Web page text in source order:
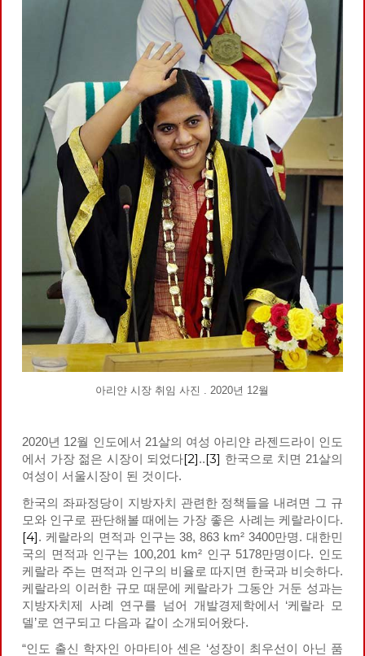
아리얀 시장 취임 사진 . 2020년 12월
2020년 12월 인도에서 21살의 여성 아리얀 라젠드라이 인도
에서 가장 젊은 시장이 되었다[2]..[3] 한국으로 치면 21살의
여성이 서울시장이 된 것이다.
한국의 좌파정당이 지방자치 관련한 정책들을 내려면 그 규
모와 인구로 판단해볼 때에는 가장 좋은 사례는 케랄라이다.
[4]. 케랄라의 면적과 인구는 38, 863 km² 3400만명. 대한민
국의 면적과 인구는 100,201 km² 인구 5178만명이다. 인도
케랄라 주는 면적과 인구의 비율로 따지면 한국과 비슷하다.
케랄라의 이러한 규모 때문에 케랄라가 그동안 거둔 성과는
지방자치제 사례 연구를 넘어 개발경제학에서 ‘케랄라 모
델’로 연구되고 다음과 같이 소개되어왔다.
“인도 출신 학자인 아마티아 센은 ‘성장이 최우선이 아닌 품